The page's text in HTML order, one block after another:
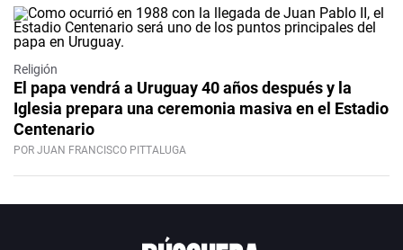
Religión
El papa vendrá a Uruguay 40 años después y la
Iglesia prepara una ceremonia masiva en el Estadio
Centenario
POR JUAN FRANCISCO PITTALUGA